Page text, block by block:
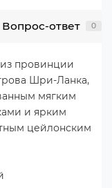
Вопрос-ответ 0
провинции
Шри-Ланка,
мягким
и ярким
цейлонским